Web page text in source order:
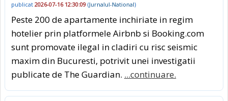
publicat 2026-07-16 12:30:09 (Jurnalul-National)
Peste 200 de apartamente inchiriate in regim
hotelier prin platformele Airbnb si Booking.com
sunt promovate ilegal in cladiri cu risc seismic
maxim din Bucuresti, potrivit unei investigatii
publicate de The Guardian. ...continuare.